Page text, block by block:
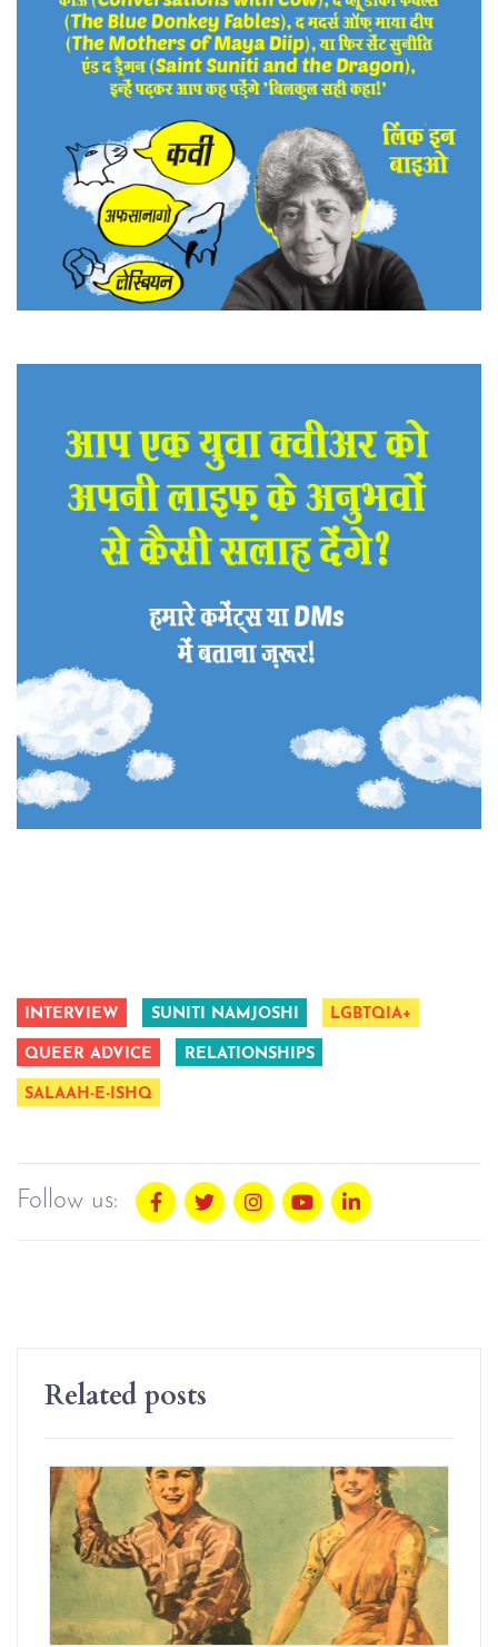
INTERVIEW SUNITI NAMJOSHI LGBTQIA+
QUEER ADVICE RELATIONSHIPS
SALAAH-E-ISHQ
Follow us:
Related posts